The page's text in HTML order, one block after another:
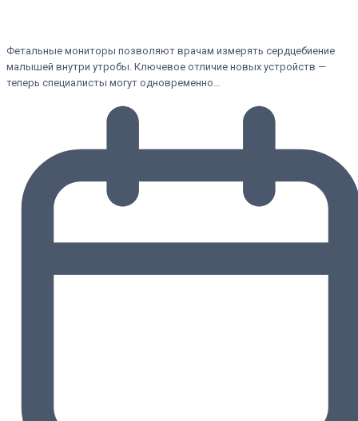
Фетальные мониторы позволяют врачам измерять сердцебиение
малышей внутри утробы. Ключевое отличие новых устройств —
теперь специалисты могут одновременно…